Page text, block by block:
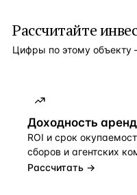
Рассчитайте
Цифры по этому объекту
Доходность
ROI и срок
сборов и агентских
Рассчитать →